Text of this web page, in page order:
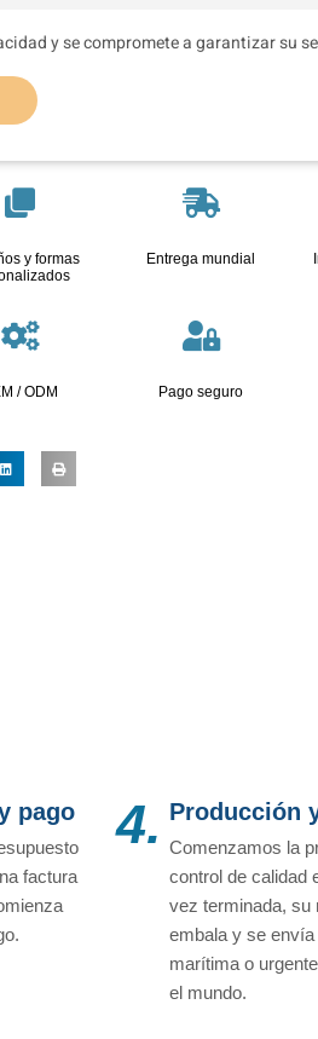
y se compromete a garantizar su
y formas
Entrega mundial
/ ODM Pago seguro
pago
factura
4. Producción
Comenzamos la
control de calidad
vez terminada, su
embala y se
marítima o
el mundo.